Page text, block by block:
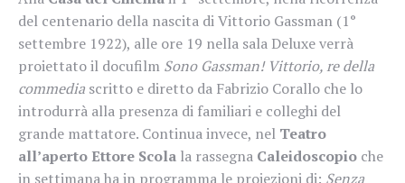
del centenario della nascita di Vittorio Gassman (1°
settembre 1922), alle ore 19 nella sala Deluxe verrà
proiettato il docufilm Sono Gassman! Vittorio, re della
commedia scritto e diretto da Fabrizio Corallo che lo
introdurrà alla presenza di familiari e colleghi del
grande mattatore. Continua invece, nel Teatro
all’aperto Ettore Scola la rassegna Caleidoscopio che
in settimana ha in programma le proiezioni di: Senza